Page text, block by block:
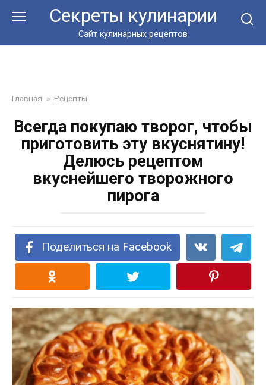
Секреты кулинарии
Сайт кулинарных рецептов
Главная » Рецепты
Всегда покупаю творог, чтобы
приготовить эту вкуснятину!
Делюсь рецептом
вкуснейшего творожного
пирога
Поделиться на Facebook